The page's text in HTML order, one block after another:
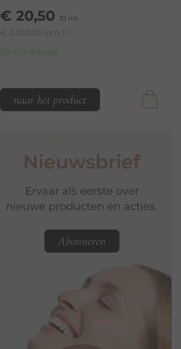
€ 20,50 10 ml
€ 2.050,00 pro 1 l
Beschikbaar
naar het product
Nieuwsbrief
Ervaar als eerste over
nieuwe producten en acties.
Abonneren